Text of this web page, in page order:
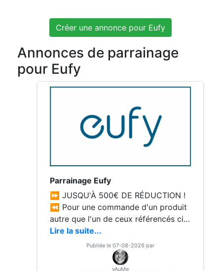
Créer une annonce pour Eufy
Annonces de parrainage
pour Eufy
Parrainage Eufy
⏩ JUSQU'À 500€ DE RÉDUCTION !
⏪ Pour une commande d'un produit
autre que l'un de ceux référencés ci-
dessous, merci d'utiliser mon URL de
parrainage générique --- Veuillez retr
ouver l'ensemble des produits dispon
ibles dans l'offre de parrainage référe
Lire la suite...
Publiée le 07-08-2026 par
yAuMe